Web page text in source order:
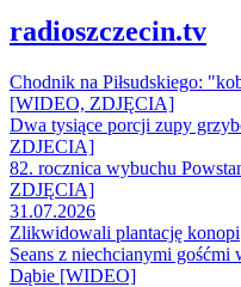
radioszczecin.tv
Chodnik na Piłsudskiego:
[WIDEO, ZDJĘCIA]
Dwa tysiące porcji zupy
ZDJECIA]
82. rocznica wybuchu
ZDJĘCIA]
31.07.2026
Zlikwidowali plantację konopi
Seans z niechcianymi
Dąbie [WIDEO]